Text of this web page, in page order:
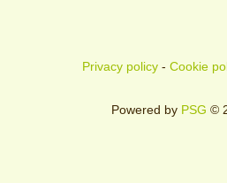
Privacy policy- Cookie
Powered by PSG ©